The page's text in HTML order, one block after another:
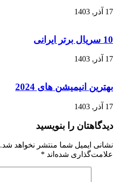
17 آذر, 1403
10 سریال برتر ایرانی
17 آذر, 1403
بهترین انیمیشن های 2024
17 آذر, 1403
دیدگاهتان را بنویسید
نشانی ایمیل شما منتشر نخواهد شد.
علامت‌گذاری شده‌اند *